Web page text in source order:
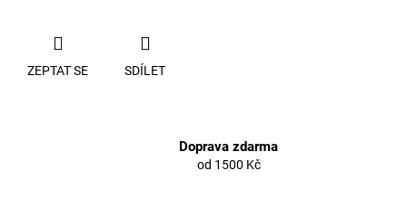
ZEPTAT SE SDÍLET
Doprava zdarma
od 1500 Kč